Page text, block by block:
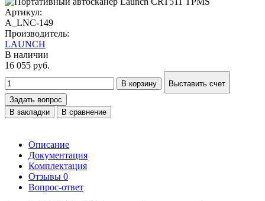
Артикул:
A_LNC-149
Производитель:
LAUNCH
В наличии
16 055 руб.
В корзину
Выставить счет
Задать вопрос
В закладки
В сравнение
Описание
Документация
Комплектация
Отзывы 0
Вопрос-ответ